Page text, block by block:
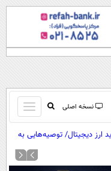
نسخه اصلی
باز
و
بسته
کردن
ارز دیجیتال/ توصیه‌هایی به